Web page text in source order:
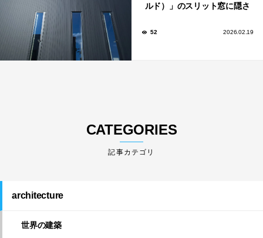
ルド）」のスリット窓に隠さ
52 2026.02.19
CATEGORIES
architecture
世界の建築